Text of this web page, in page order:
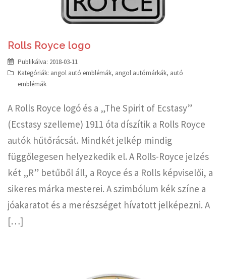
Rolls Royce logo
Publikálva: 2018-03-11
Kategóriák: angol autó emblémák, angol autómárkák, autó
emblémák
A Rolls Royce logó és a „The Spirit of Ecstasy”
(Ecstasy szelleme) 1911 óta díszítik a Rolls Royce
autók hűtőrácsát. Mindkét jelkép mindig
függőlegesen helyezkedik el. A Rolls-Royce jelzés
két „R” betűből áll, a Royce és a Rolls képviselői, a
sikeres márka mesterei. A szimbólum kék színe a
jóakaratot és a merészséget hívatott jelképezni. A
[…]